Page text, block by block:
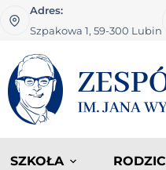
Adres:
Szpakowa 1, 59-300 Lubin
SZKOŁA RODZIC